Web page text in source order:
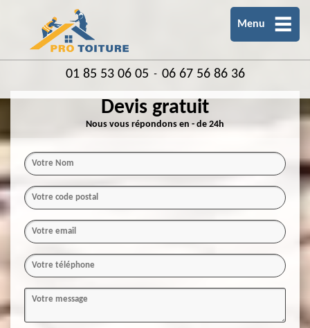
Menu
01 85 53 06 05 - 06 67 56 86 36
Devis gratuit
Nous vous répondons en - de 24h